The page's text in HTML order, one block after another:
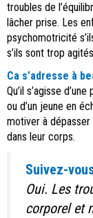
troubles de
lâcher prise. Les
psychomotricité
s’ils sont trop
Ca s’adresse à
Qu’il s’agisse
ou d’un jeune en
motiver à dépasser
dans leur corps.
Suivez-
Oui. Les
corporel et